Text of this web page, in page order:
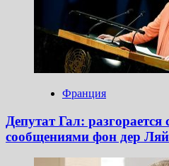
Франция
Депутат Гал:
сообщениями фон дер